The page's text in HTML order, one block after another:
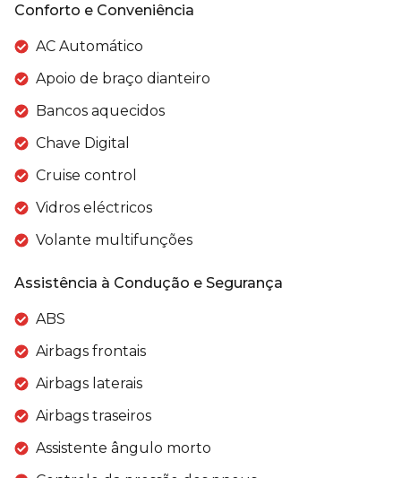
Conforto e Conveniência
AC Automático
Apoio de braço dianteiro
Bancos aquecidos
Chave Digital
Cruise control
Vidros eléctricos
Volante multifunções
Assistência à Condução e Segurança
ABS
Airbags frontais
Airbags laterais
Airbags traseiros
Assistente ângulo morto